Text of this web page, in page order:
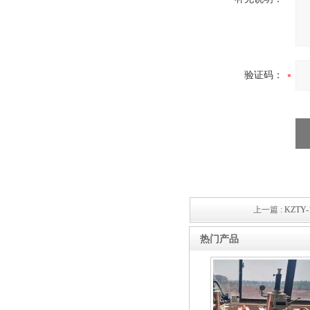
验证码：
上一篇 : KZTY-
热门产品